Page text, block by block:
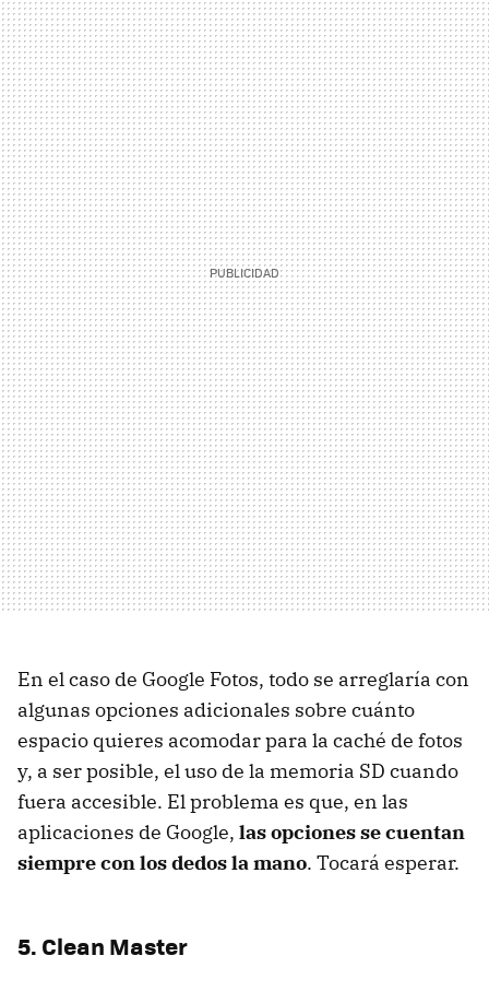
En el caso de Google Fotos, todo se arreglaría con
algunas opciones adicionales sobre cuánto
espacio quieres acomodar para la caché de fotos
y, a ser posible, el uso de la memoria SD cuando
fuera accesible. El problema es que, en las
aplicaciones de Google, las opciones se cuentan
siempre con los dedos la mano. Tocará esperar.
5. Clean Master